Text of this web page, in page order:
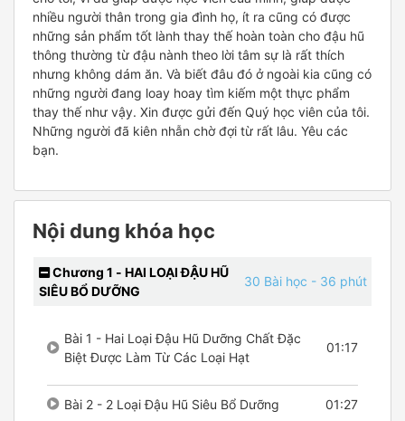
nhiều người thân trong gia đình họ, ít ra cũng có được
những sản phẩm tốt lành thay thế hoàn toàn cho đậu hũ
thông thường từ đậu nành theo lời tâm sự là rất thích
nhưng không dám ăn. Và biết đâu đó ở ngoài kia cũng có
những người đang loay hoay tìm kiếm một thực phẩm
thay thế như vậy. Xin được gửi đến Quý học viên của tôi.
Những người đã kiên nhẫn chờ đợi từ rất lâu. Yêu các
bạn.
Nội dung khóa học
Chương 1 - HAI LOẠI ĐẬU HŨ
SIÊU BỔ DƯỠNG
30 Bài học - 36 phút
Bài 1 - Hai Loại Đậu Hũ Dưỡng Chất Đặc
Biệt Được Làm Từ Các Loại Hạt
01:17
Bài 2 - 2 Loại Đậu Hũ Siêu Bổ Dưỡng 01:27